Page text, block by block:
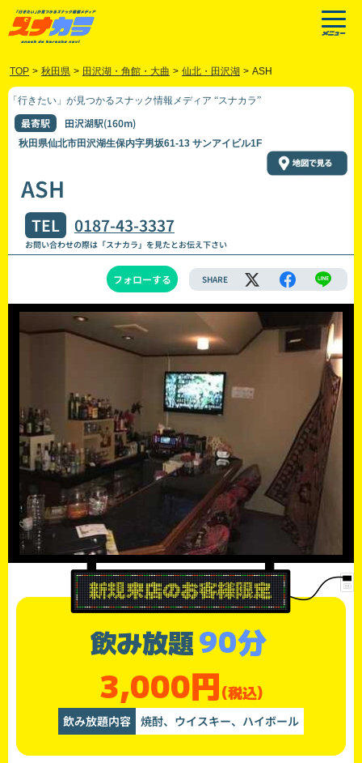
TOP > 秋田県 > 田沢湖・角館・大曲 > 仙北・田沢湖 > ASH
「行きたい」が見つかるスナック情報メディア “スナカラ”
最寄駅 田沢湖駅(160m)
秋田県仙北市田沢湖生保内字男坂61-13 サンアイビル1F
ASH
TEL 0187-43-3337
お問い合わせの際は「スナカラ」を見たとお伝え下さい
フォローする SHARE
飲み放題90分
3,000円(税込)
飲み放題内容 焼酎、ウイスキー、ハイボール